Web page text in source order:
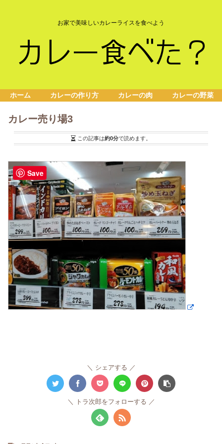
お家で美味しいカレーライスを食べよう
ホーム カレーの作り方 カレーの肉 カレーの野菜
カレー売り場3
この記事は約0分で読めます。
シェアする
トラ次郎をフォローする
Save